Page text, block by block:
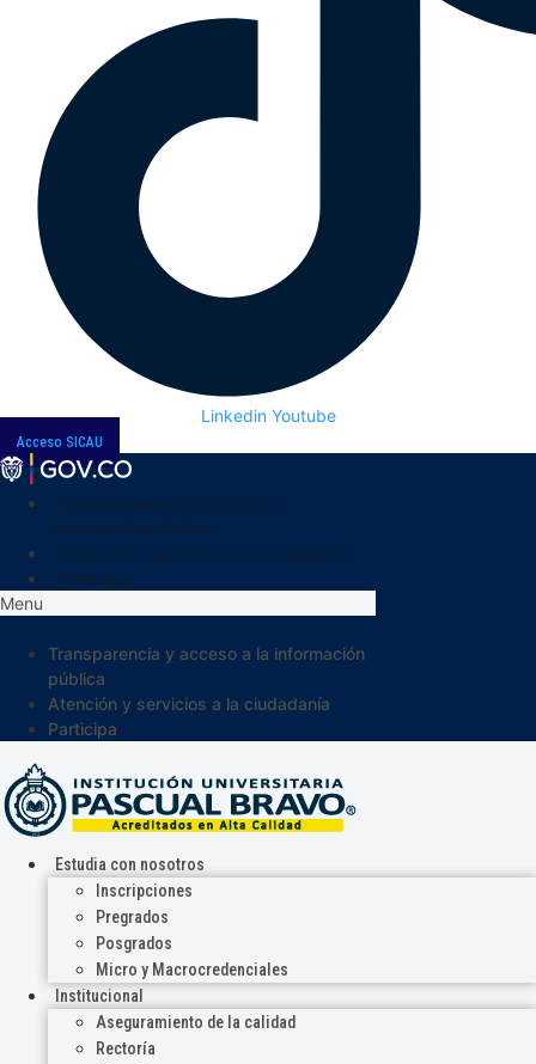
Linkedin Youtube
Acceso SICAU
Menu
Transparencia y acceso a la información
pública
Atención y servicios a la ciudadanía
Participa
Estudia con nosotros
Inscripciones
Pregrados
Posgrados
Micro y Macrocredenciales
Institucional
Aseguramiento de la calidad
Rectoría